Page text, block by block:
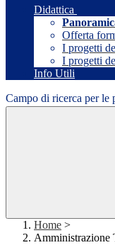
Didattica
Offerta
I progetti
I progetti
Info Utili
Campo di ricerca per le
Home >
Amministrazione